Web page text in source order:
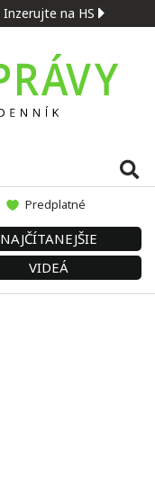
Inzerujte na HS
Predplatné
NAJČÍTANEJŠIE
VIDEÁ